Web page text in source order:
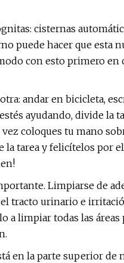
cisternas
puede hacer que esta
con esto primero
andar en bicicleta,
ayudando, divide la
coloques tu mano
la tarea y felicítelos por
Limpiarse de
tracto urinario e
a limpiar todas las
en la parte superior de